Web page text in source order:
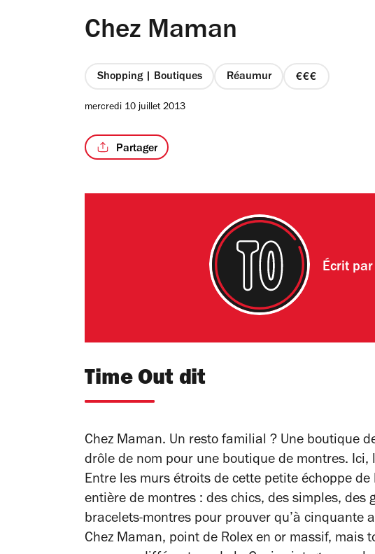
Chez Maman
Shopping | Boutiques Réaumur
prix
mercredi 10 juillet 2013
Partager
Écrit par
Time Out dit
Chez Maman. Un resto familial ? Une boutique
drôle de nom pour une boutique de montres. Ici,
Entre les murs étroits de cette petite échoppe
entière de montres : des chics, des simples, des
bracelets-montres pour prouver qu’à cinquante
Chez Maman, point de Rolex en or massif, mais